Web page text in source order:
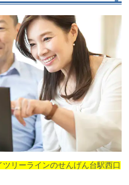
ツリーラインのせんげん台駅西口